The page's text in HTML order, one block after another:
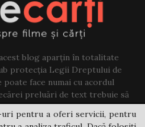
blog aparțin în totalitate
protecția Legii Dreptului de
face numai cu acordul
preluări de text trebuie să
către acest blog.
pentru a oferi servicii, pentru